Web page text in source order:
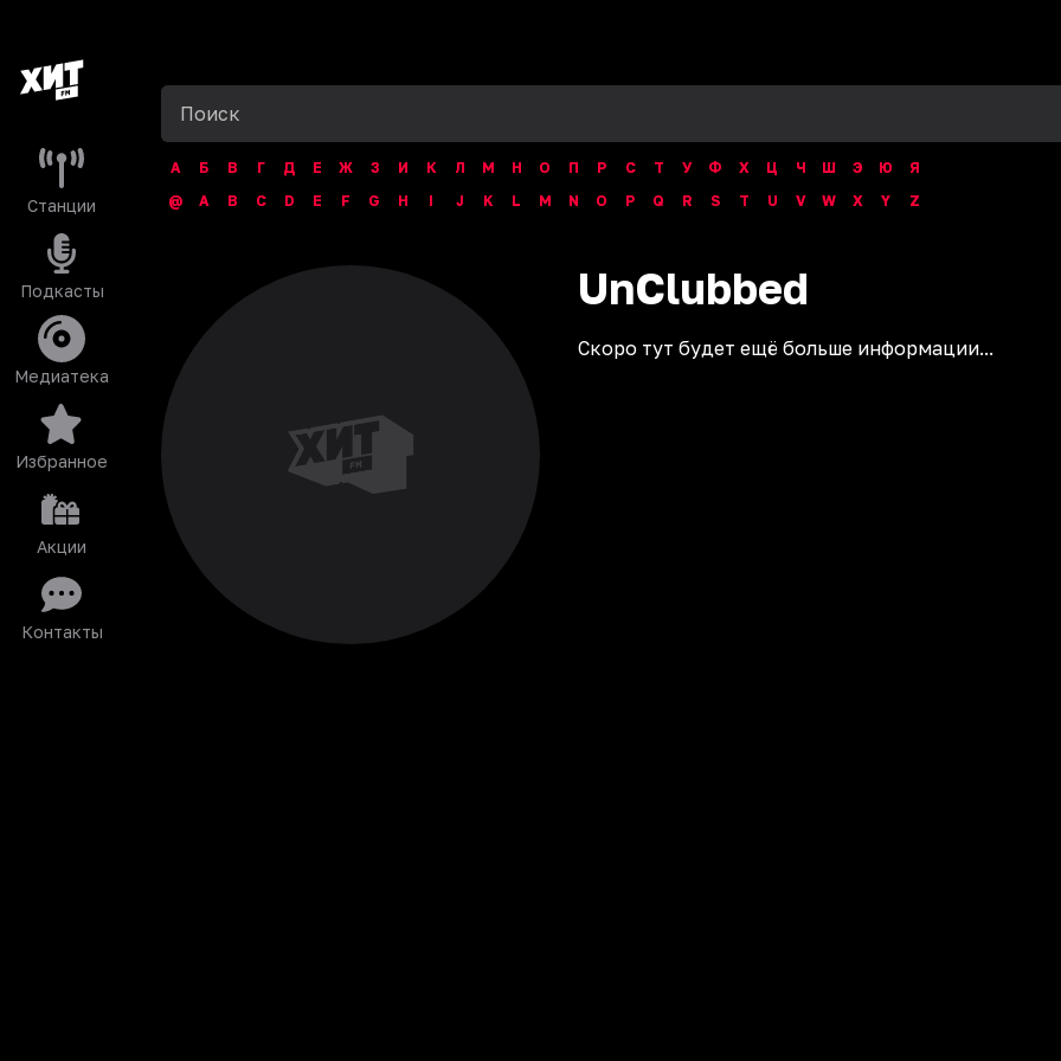
Станции
Подкасты
Медиатека
Избранное
Акции
Контакты
А Б В Г Д Е Ж З И К Л М Н О П Р С Т У Ф Х Ц Ч Ш Э Ю
Я
@
A B C D E F G H I J K L M N O P Q R S T U V W X Y Z
UnClubbed
Скоро тут будет ещё больше информации...